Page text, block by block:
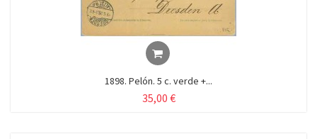
1898. Pelón. 5 c. verde +...
35,00 €